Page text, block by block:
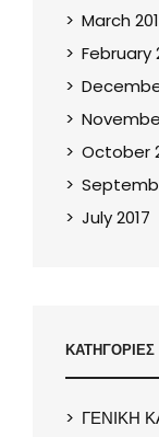
March
February
October
July 2017
ΚΑΤΗΓΟΡΙΕΣ
ΓΕΝΙΚΗ